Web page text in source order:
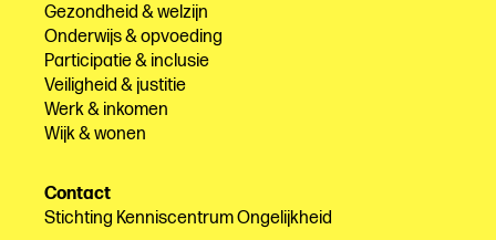
Gezondheid & welzijn
Onderwijs & opvoeding
Participatie & inclusie
Veiligheid & justitie
Werk & inkomen
Wijk & wonen
Contact
Stichting Kenniscentrum Ongelijkheid